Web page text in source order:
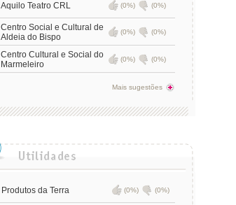
Aquilo Teatro CRL (0%) (0%)
Centro Social e Cultural de
Aldeia do Bispo
(0%) (0%)
Centro Cultural e Social do
Marmeleiro
(0%) (0%)
Mais sugestões
Produtos da Terra (0%) (0%)